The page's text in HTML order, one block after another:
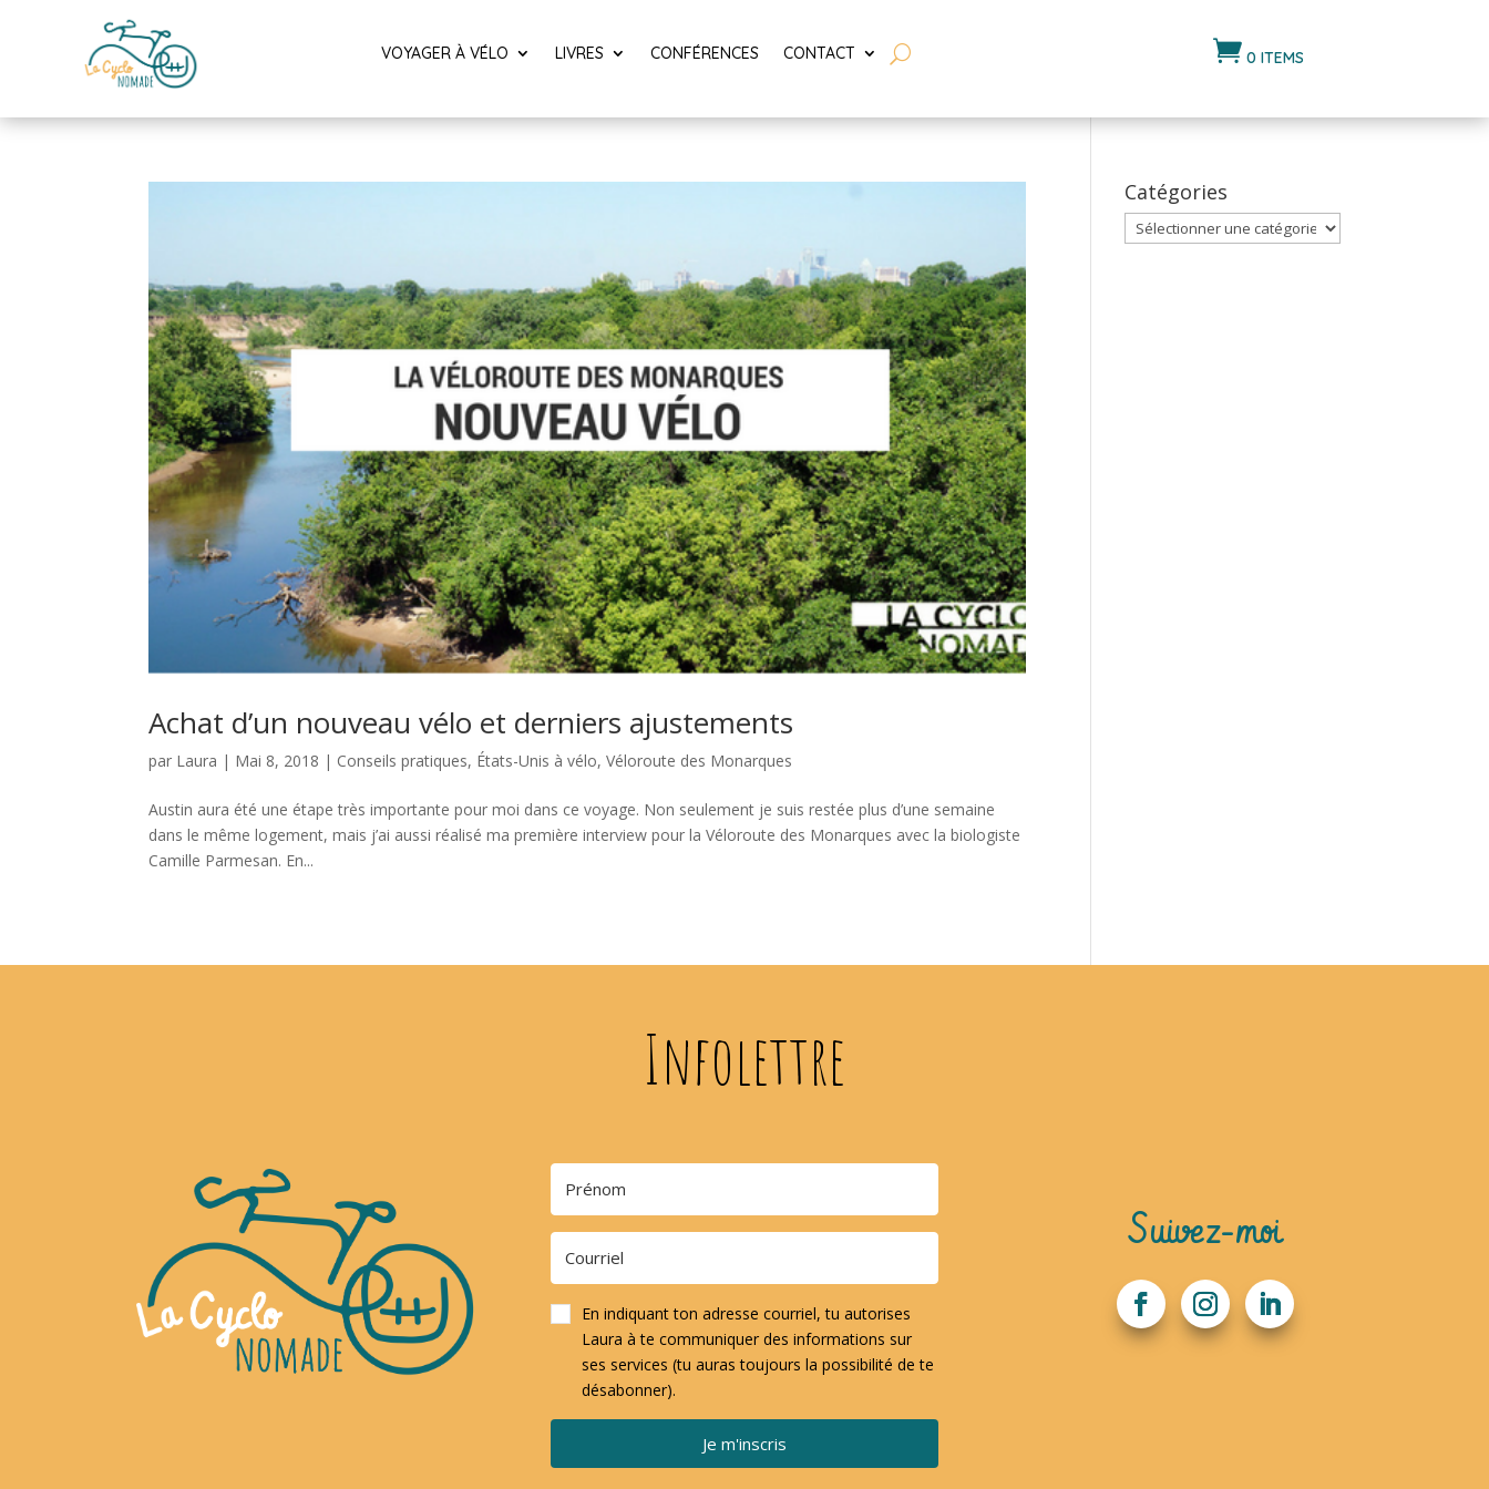
VOYAGER À VÉLO LIVRES CONFÉRENCES CONTACT  0 ITEMS
Achat d’un nouveau vélo et derniers ajustements
par Laura | Mai 8, 2018 | Conseils pratiques, États-Unis à vélo,Véloroute des Monarques
Austin aura été une étape très importante pour moi dans ce voyage. Non seulement je suis restée plus d’une semaine
dans le même logement, mais j’ai aussi réalisé ma première interview pour la Véloroute des Monarques avec la biologiste
Camille Parmesan. En...
Catégories
Catégories
Infolettre
En indiquant ton adresse courriel, tu autorises
Laura à te communiquer des informations sur
ses services (tu auras toujours la possibilité de te
désabonner).
Je m'inscris
Suivez-moi